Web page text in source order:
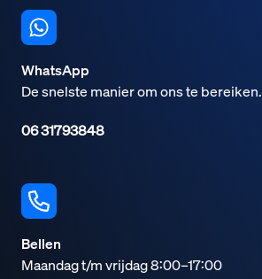
WhatsApp
De snelste manier om ons te bereiken.
06 31793848
Bellen
Maandag t/m vrijdag 8:00–17:00